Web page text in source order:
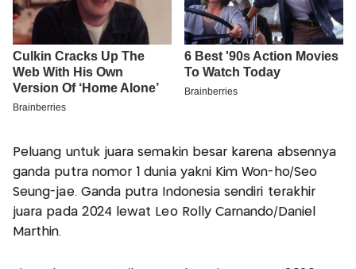
Peluang untuk juara semakin besar karena absennya
ganda putra nomor 1 dunia yakni Kim Won-ho/Seo
Seung-jae. Ganda putra Indonesia sendiri terakhir
juara pada 2024 lewat Leo Rolly Carnando/Daniel
Marthin.